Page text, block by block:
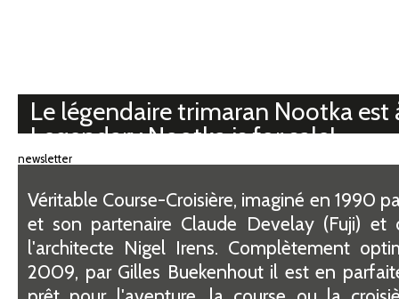
Le légendaire trimaran Nootka est
Legendary Nootka is for sale!
newsletter
Véritable Course-Croisière, imaginé en 1990
et son partenaire Claude Develay (Fuji) et
l'architecte Nigel Irens. Complètement
2009, par Gilles Buekenhout il est en